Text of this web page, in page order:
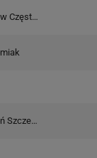
Raków Częstochowa
Pogoń Szczecin